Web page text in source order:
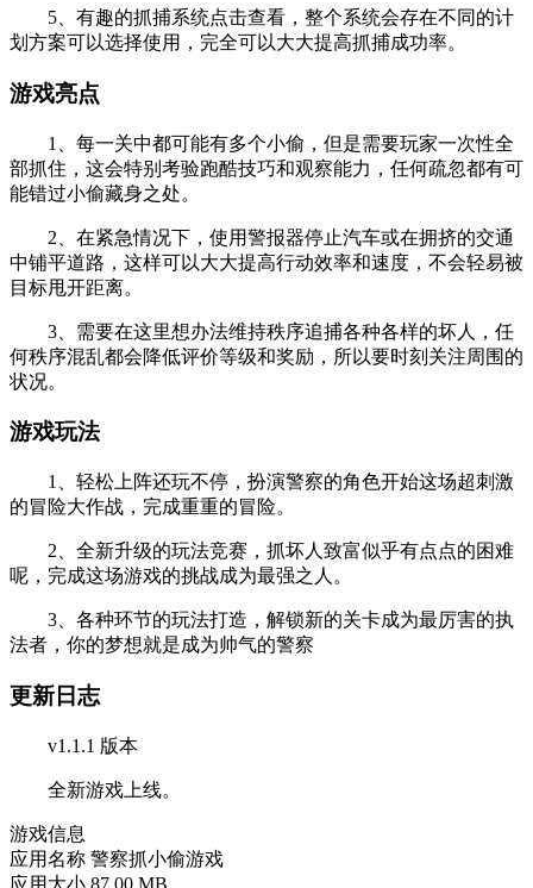
5、有趣的抓捕系统点击查看，整个系统会存在不同的计
划方案可以选择使用，完全可以大大提高抓捕成功率。
游戏亮点
1、每一关中都可能有多个小偷，但是需要玩家一次性全
部抓住，这会特别考验跑酷技巧和观察能力，任何疏忽都有可
能错过小偷藏身之处。
2、在紧急情况下，使用警报器停止汽车或在拥挤的交通
中铺平道路，这样可以大大提高行动效率和速度，不会轻易被
目标甩开距离。
3、需要在这里想办法维持秩序追捕各种各样的坏人，任
何秩序混乱都会降低评价等级和奖励，所以要时刻关注周围的
状况。
游戏玩法
1、轻松上阵还玩不停，扮演警察的角色开始这场超刺激
的冒险大作战，完成重重的冒险。
2、全新升级的玩法竞赛，抓坏人致富似乎有点点的困难
呢，完成这场游戏的挑战成为最强之人。
3、各种环节的玩法打造，解锁新的关卡成为最厉害的执
法者，你的梦想就是成为帅气的警察
更新日志
v1.1.1 版本
全新游戏上线。
游戏信息
应用名称 警察抓小偷游戏
应用大小 87.00 MB